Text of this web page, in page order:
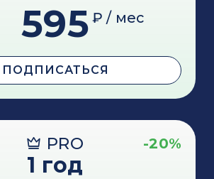
595 ₽ / мес
ПОДПИСАТЬСЯ
PRO -20%
1 год